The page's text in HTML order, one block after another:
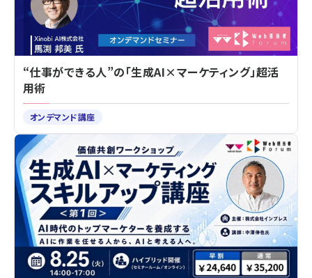
“仕事ができる人”の「生成AI×マーケティング」超活
用術
オンデマンド講座